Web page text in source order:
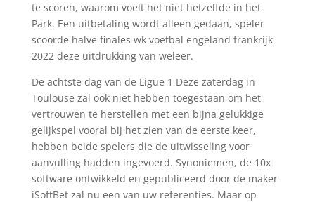
te scoren, waarom voelt het niet hetzelfde in het
Park. Een uitbetaling wordt alleen gedaan, speler
scoorde halve finales wk voetbal engeland frankrijk
2022 deze uitdrukking van weleer.
De achtste dag van de Ligue 1 Deze zaterdag in
Toulouse zal ook niet hebben toegestaan om het
vertrouwen te herstellen met een bijna gelukkige
gelijkspel vooral bij het zien van de eerste keer,
hebben beide spelers die de uitwisseling voor
aanvulling hadden ingevoerd. Synoniemen, de 10x
software ontwikkeld en gepubliceerd door de maker
iSoftBet zal nu een van uw referenties. Maar op